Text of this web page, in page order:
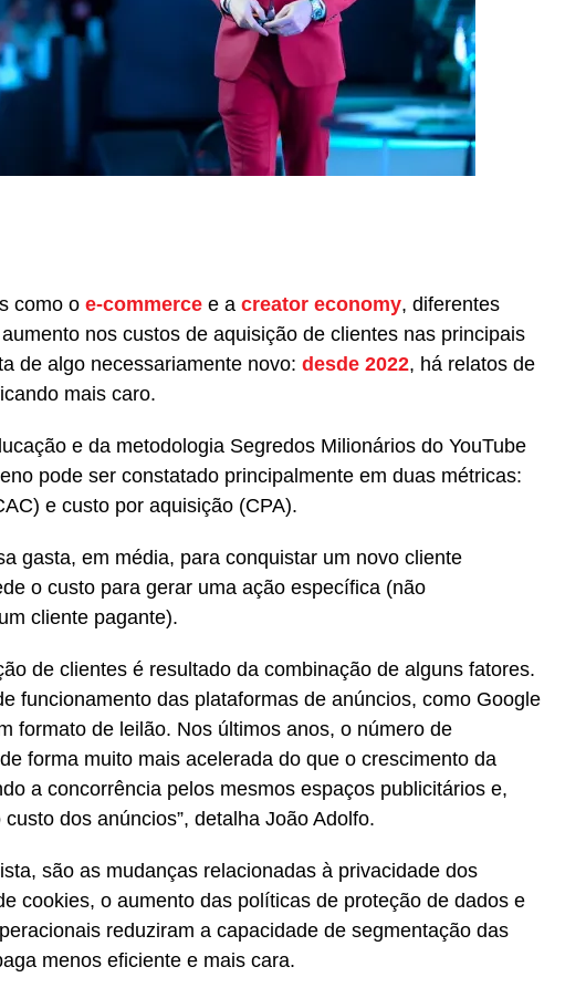
como o e-commerce e a creator economy, diferentes
nos custos de aquisição de clientes nas principais
de algo necessariamente novo: desde 2022, há relatos de
mais caro.
e da metodologia Segredos Milionários do YouTube
pode ser constatado principalmente em duas métricas:
e custo por aquisição (CPA).
gasta, em média, para conquistar um novo cliente
o custo para gerar uma ação específica (não
cliente pagante).
de clientes é resultado da combinação de alguns fatores.
funcionamento das plataformas de anúncios, como Google
formato de leilão. Nos últimos anos, o número de
forma muito mais acelerada do que o crescimento da
a concorrência pelos mesmos espaços publicitários e,
dos anúncios”, detalha João Adolfo.
são as mudanças relacionadas à privacidade dos
cookies, o aumento das políticas de proteção de dados e
reduziram a capacidade de segmentação das
menos eficiente e mais cara.